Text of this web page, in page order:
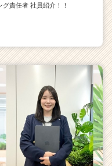
グ責任者 社員紹介！！